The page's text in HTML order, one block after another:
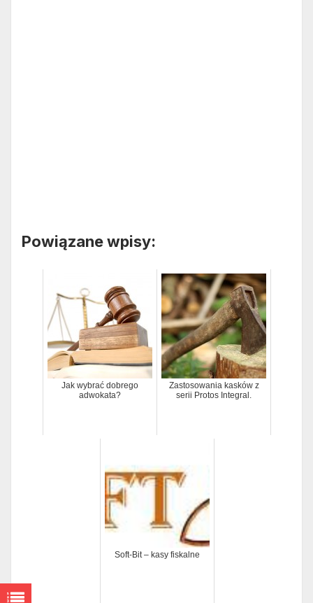
Powiązane wpisy:
Jak wybrać dobrego
adwokata?
Zastosowania kasków z
serii Protos Integral.
Soft-Bit – kasy fiskalne